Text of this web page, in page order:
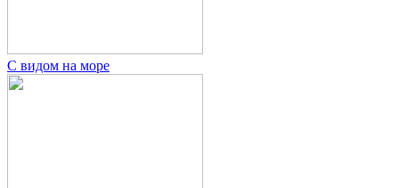
С видом на море